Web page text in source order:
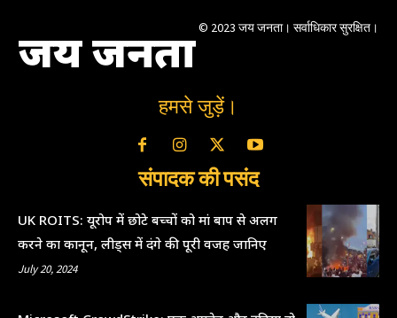
जय जनता © 2023 जय जनता। सर्वाधिकार सुरक्षित।
हमसे जुड़ें।
संपादक की पसंद
UK ROITS: यूरोप में छोटे बच्चों को मां बाप से अलग
करने का कानून, लीड्स में दंगे की पूरी वजह जानिए
July 20, 2024